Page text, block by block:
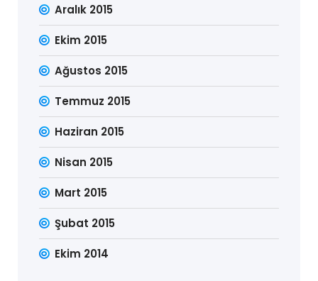
Aralık 2015
Ekim 2015
Ağustos 2015
Temmuz 2015
Haziran 2015
Nisan 2015
Mart 2015
Şubat 2015
Ekim 2014